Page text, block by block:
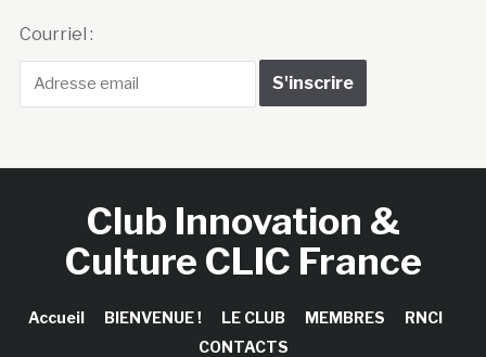
Courriel :
Club Innovation &
Culture CLIC France
Accueil BIENVENUE ! LE CLUB MEMBRES
RNCI
CONTACTS